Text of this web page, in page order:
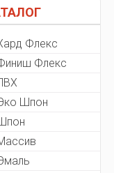
Флекс
Флекс
Шпон